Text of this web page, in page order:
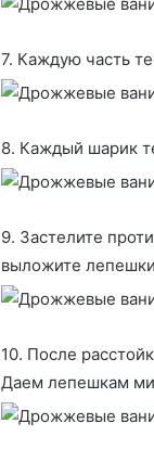
7. Каждую часть
8. Каждый шарик
9. Застелите
выложите лепешки
10. После
Даем лепешкам